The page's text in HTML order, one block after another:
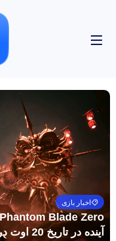
اخبار بازی
آینده در تاریخ 20 اوت دریافت می کند